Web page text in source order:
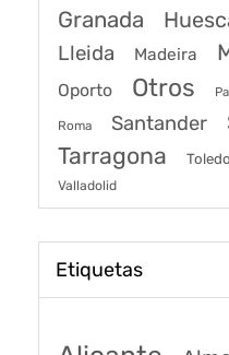
Granada
Lleida Madeira
Oporto Otros
Roma Santander
Tarragona Toledo
Valladolid
Etiquetas